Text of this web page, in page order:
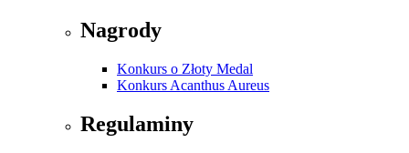
Nagrody
Konkurs o Złoty Medal
Konkurs Acanthus Aureus
Regulaminy